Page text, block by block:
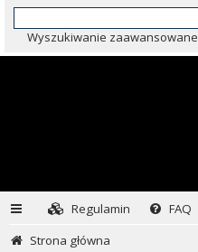
Wyszukiwanie zaawansowane
Regulamin
FAQ
Strona główna